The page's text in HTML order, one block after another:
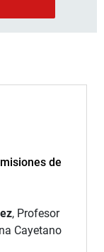
de
, Profesor
Cayetano